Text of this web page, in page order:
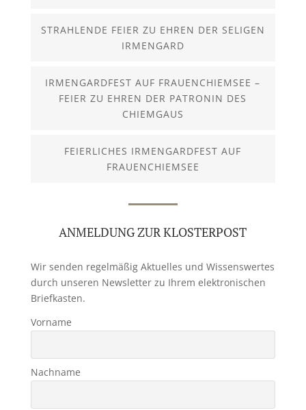
STRAHLENDE FEIER ZU EHREN DER SELIGEN
IRMENGARD
IRMENGARDFEST AUF FRAUENCHIEMSEE –
FEIER ZU EHREN DER PATRONIN DES
CHIEMGAUS
FEIERLICHES IRMENGARDFEST AUF
FRAUENCHIEMSEE
ANMELDUNG ZUR KLOSTERPOST
Wir senden regelmäßig Aktuelles und Wissenswertes
durch unseren Newsletter zu Ihrem elektronischen
Briefkasten.
Vorname
Nachname